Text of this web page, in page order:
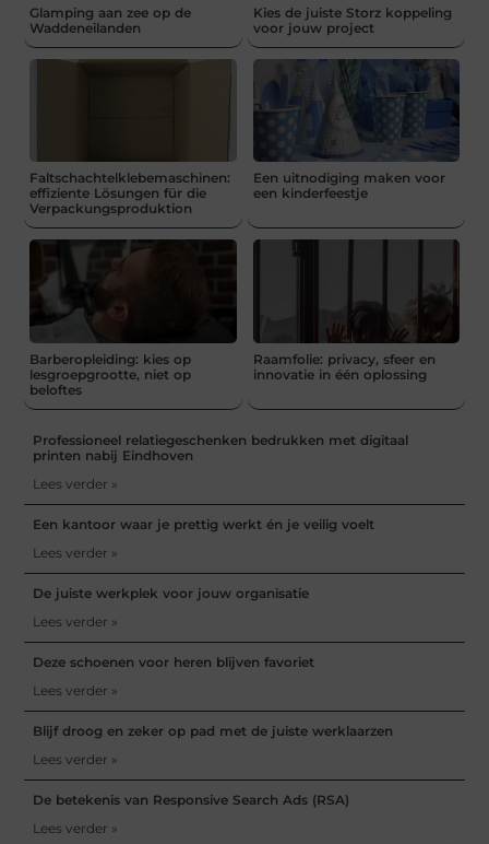
Glamping aan zee op de
Waddeneilanden
Kies de juiste Storz koppeling
voor jouw project
Faltschachtelklebemaschinen:
effiziente Lösungen für die
Verpackungsproduktion
Een uitnodiging maken voor
een kinderfeestje
Barberopleiding: kies op
lesgroepgrootte, niet op
beloftes
Raamfolie: privacy, sfeer en
innovatie in één oplossing
Professioneel relatiegeschenken bedrukken met digitaal
printen nabij Eindhoven
Lees verder »
Een kantoor waar je prettig werkt én je veilig voelt
Lees verder »
De juiste werkplek voor jouw organisatie
Lees verder »
Deze schoenen voor heren blijven favoriet
Lees verder »
Blijf droog en zeker op pad met de juiste werklaarzen
Lees verder »
De betekenis van Responsive Search Ads (RSA)
Lees verder »